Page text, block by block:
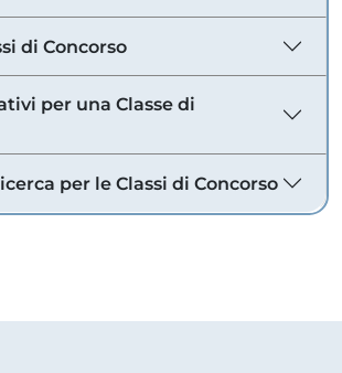
di Concorso
per una Classe di
per le Classi di Concorso